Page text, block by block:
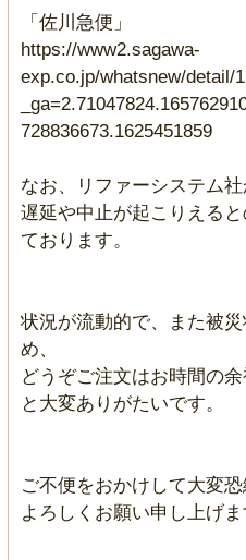
「佐川急便」
https://www2.sagawa-
exp.co.jp/whatsnew/detail/
728836673.1625451859
なお、リファーシステム
遅延や中止が起こりえる
ております。
状況が流動的で、また被
め、
どうぞご注文はお時間の
と大変ありがたいです。
ご不便をおかけして大変
よろしくお願い申し上げ